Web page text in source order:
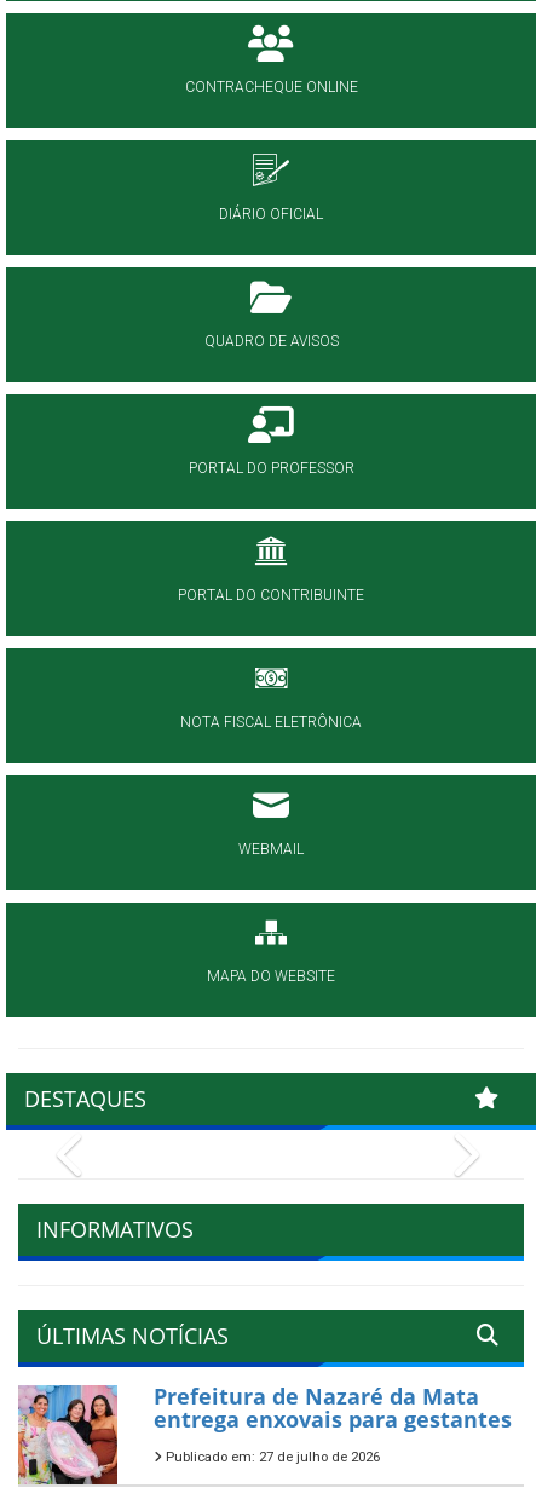
CONTRACHEQUE ONLINE
DIÁRIO OFICIAL
QUADRO DE AVISOS
PORTAL DO PROFESSOR
PORTAL DO CONTRIBUINTE
NOTA FISCAL ELETRÔNICA
WEBMAIL
MAPA DO WEBSITE
DESTAQUES
INFORMATIVOS
ÚLTIMAS NOTÍCIAS
Prefeitura de Nazaré da Mata
entrega enxovais para gestantes
Publicado em: 27 de julho de 2026